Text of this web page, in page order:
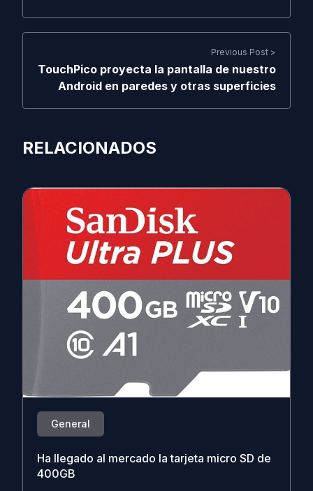
Previous Post >
TouchPico proyecta la pantalla de nuestro
Android en paredes y otras superficies
RELACIONADOS
General
Ha llegado al mercado la tarjeta micro SD de
400GB